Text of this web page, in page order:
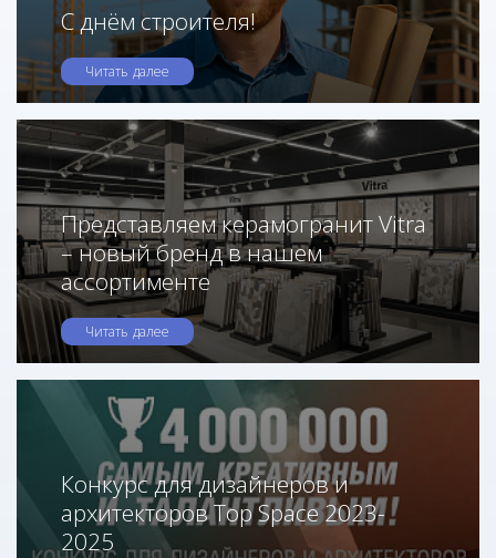
С днём строителя!
Читать далее
Представляем керамогранит Vitra
– новый бренд в нашем
ассортименте
Читать далее
Конкурс для дизайнеров и
архитекторов Top Space 2023-
2025